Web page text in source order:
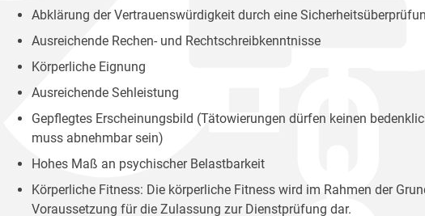
Abklärung der Vertrauenswürdigkeit durch eine
Ausreichende Rechen- und Rechtschreibkenntnisse
Körperliche Eignung
Ausreichende Sehleistung
Gepflegtes Erscheinungsbild (Tätowierungen dürfen keinen
muss abnehmbar sein)
Hohes Maß an psychischer Belastbarkeit
Körperliche Fitness: Die körperliche Fitness wird im Rahmen der
Voraussetzung für die Zulassung zur Dienstprüfung dar.